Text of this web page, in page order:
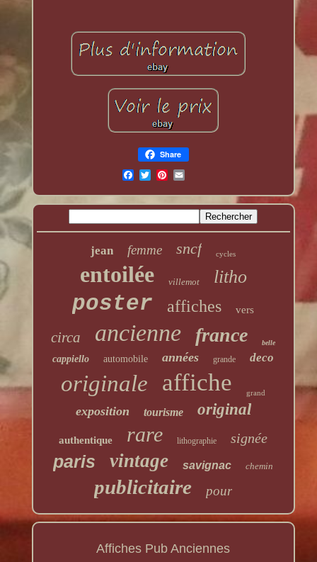
Share
jean femme sncf cycles
entoilée villemot litho
poster affiches vers
circa ancienne france belle
cappiello automobile années grande deco
originale affiche grand
exposition tourisme original
authentique rare lithographie signée
paris vintage savignac chemin
publicitaire pour
Affiches Pub Anciennes